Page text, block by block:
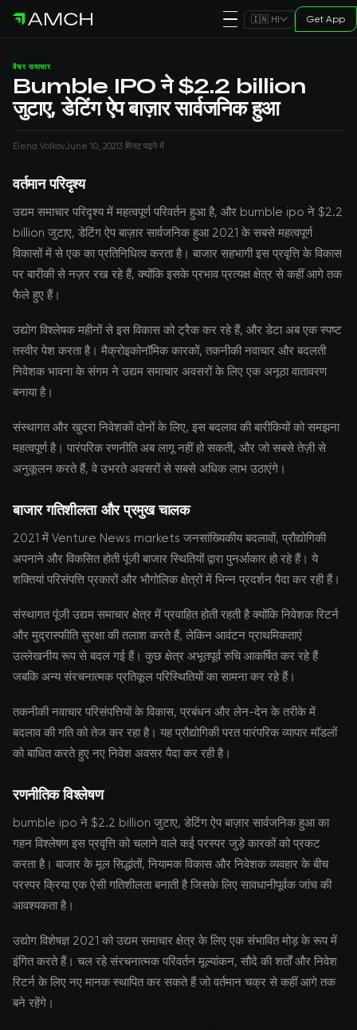
🇮🇳 HI Get App
वेंचर समाचार
Bumble IPO ने $2.2 billion
जुटाए, डेटिंग ऐप बाज़ार सार्वजनिक हुआ
Elena VolkovJune 10, 20213 मिनट पढ़ने में
वर्तमान परिदृश्य
उद्यम समाचार परिदृश्य में महत्वपूर्ण परिवर्तन हुआ है, और bumble ipo ने $2.2
billion जुटाए, डेटिंग ऐप बाज़ार सार्वजनिक हुआ 2021 के सबसे महत्वपूर्ण
विकासों में से एक का प्रतिनिधित्व करता है। बाजार सहभागी इस प्रवृत्ति के विकास
पर बारीकी से नज़र रख रहे हैं, क्योंकि इसके प्रभाव प्रत्यक्ष क्षेत्र से कहीं आगे तक
फैले हुए हैं।
उद्योग विश्लेषक महीनों से इस विकास को ट्रैक कर रहे हैं, और डेटा अब एक स्पष्ट
तस्वीर पेश करता है। मैक्रोइकोनॉमिक कारकों, तकनीकी नवाचार और बदलती
निवेशक भावना के संगम ने उद्यम समाचार अवसरों के लिए एक अनूठा वातावरण
बनाया है।
संस्थागत और खुदरा निवेशकों दोनों के लिए, इस बदलाव की बारीकियों को समझना
महत्वपूर्ण है। पारंपरिक रणनीति अब लागू नहीं हो सकती, और जो सबसे तेज़ी से
अनुकूलन करते हैं, वे उभरते अवसरों से सबसे अधिक लाभ उठाएंगे।
बाजार गतिशीलता और प्रमुख चालक
2021 में Venture News markets जनसांख्यिकीय बदलावों, प्रौद्योगिकी
अपनाने और विकसित होती पूंजी बाजार स्थितियों द्वारा पुनर्आकार हो रहे हैं। ये
शक्तियां परिसंपत्ति प्रकारों और भौगोलिक क्षेत्रों में भिन्न प्रदर्शन पैदा कर रही हैं।
संस्थागत पूंजी उद्यम समाचार क्षेत्र में प्रवाहित होती रहती है क्योंकि निवेशक रिटर्न
और मुद्रास्फीति सुरक्षा की तलाश करते हैं, लेकिन आवंटन प्राथमिकताएं
उल्लेखनीय रूप से बदल गई हैं। कुछ क्षेत्र अभूतपूर्व रुचि आकर्षित कर रहे हैं
जबकि अन्य संरचनात्मक प्रतिकूल परिस्थितियों का सामना कर रहे हैं।
तकनीकी नवाचार परिसंपत्तियों के विकास, प्रबंधन और लेन-देन के तरीके में
बदलाव की गति को तेज कर रहा है। यह प्रौद्योगिकी परत पारंपरिक व्यापार मॉडलों
को बाधित करते हुए नए निवेश अवसर पैदा कर रही है।
रणनीतिक विश्लेषण
bumble ipo ने $2.2 billion जुटाए, डेटिंग ऐप बाज़ार सार्वजनिक हुआ का
गहन विश्लेषण इस प्रवृत्ति को चलाने वाले कई परस्पर जुड़े कारकों को प्रकट
करता है। बाजार के मूल सिद्धांतों, नियामक विकास और निवेशक व्यवहार के बीच
परस्पर क्रिया एक ऐसी गतिशीलता बनाती है जिसके लिए सावधानीपूर्वक जांच की
आवश्यकता है।
उद्योग विशेषज्ञ 2021 को उद्यम समाचार क्षेत्र के लिए एक संभावित मोड़ के रूप में
इंगित करते हैं। चल रहे संरचनात्मक परिवर्तन मूल्यांकन, सौदे की शर्तों और निवेश
रिटर्न के लिए नए मानक स्थापित कर सकते हैं जो वर्तमान चक्र से कहीं आगे तक
बने रहेंगे।